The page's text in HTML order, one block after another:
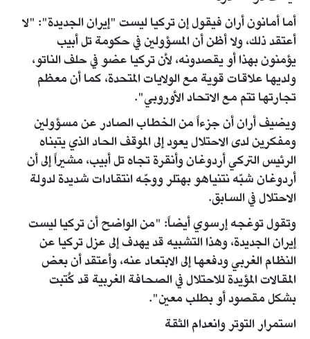
أما أمانون أران فيقول إن تركيا ليست "إيران الجديدة": "لا
أعتقد ذلك، ولا أظن أن المسؤولين في حكومة تل أبيب
يؤمنون بهذا أو يقصدونه، لأن تركيا عضو في حلف الناتو،
ولديها علاقات قوية مع الولايات المتحدة، كما أن معظم
تجارتها تتم مع الاتحاد الأوروبي".
ويضيف أران أن جزءاً من الخطاب الصادر عن مسؤولين
ومفكرين لدى الاحتلال يعود إلى الموقف الحاد الذي يتبناه
الرئيس التركي أردوغان وأنقرة تجاه تل أبيب، مشيراً إلى أن
أردوغان شبّه نتنياهو بهتلر ووجّه انتقادات شديدة لدولة
الاحتلال في السابق.
وتقول توغجه إرسوي أيضاً: "من الواضح أن تركيا ليست
إيران الجديدة، وهذا التشبيه قد يهدف إلى عزل تركيا عن
النظام الغربي ودفعها إلى الابتعاد عنه، وأعتقد أن بعض
المقالات المؤيدة للاحتلال في الصحافة الغربية قد كُتبت
بشكل مقصود أو بطلب معين".
استمرار التوتر وانعدام الثقة